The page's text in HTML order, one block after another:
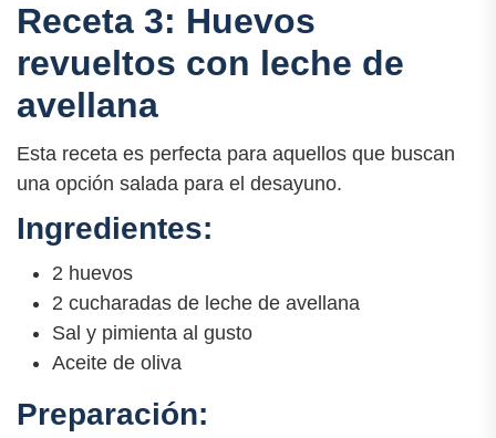
Receta 3: Huevos
revueltos con leche de
avellana
Esta receta es perfecta para aquellos que buscan
una opción salada para el desayuno.
Ingredientes:
2 huevos
2 cucharadas de leche de avellana
Sal y pimienta al gusto
Aceite de oliva
Preparación: